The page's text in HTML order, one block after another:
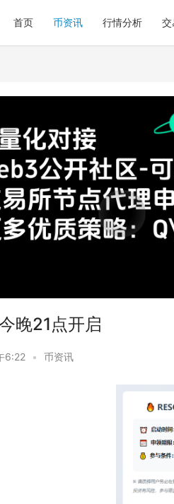
首页 币资讯 行情分析 交
晚21点开启
6:22 • 币资讯